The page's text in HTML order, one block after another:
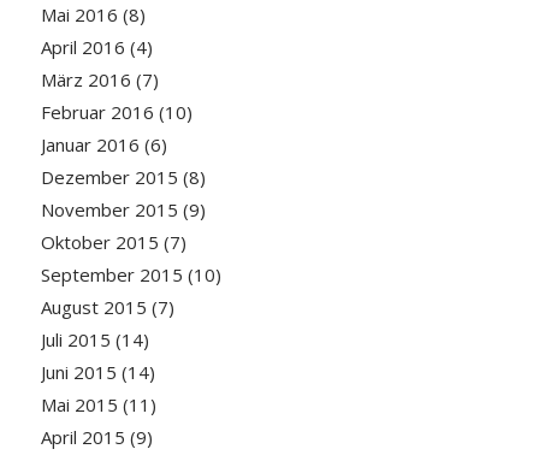
Mai 2016 (8)
April 2016 (4)
März 2016 (7)
Februar 2016 (10)
Januar 2016 (6)
Dezember 2015 (8)
November 2015 (9)
Oktober 2015 (7)
September 2015 (10)
August 2015 (7)
Juli 2015 (14)
Juni 2015 (14)
Mai 2015 (11)
April 2015 (9)